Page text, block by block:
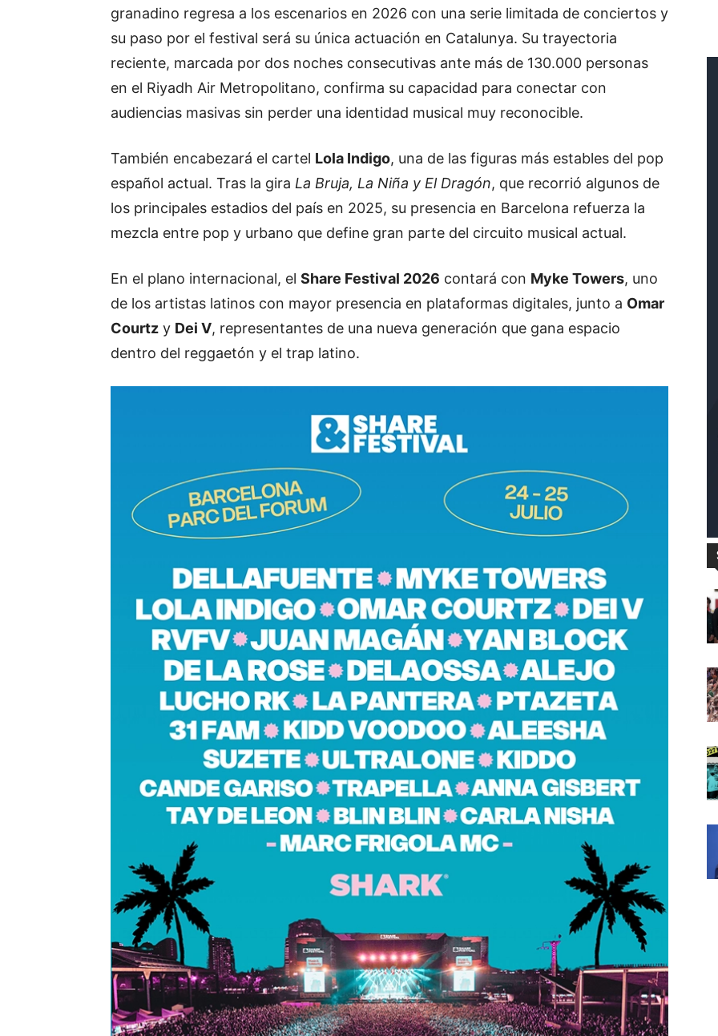
granadino regresa a los escenarios en 2026 con una serie limitada de conciertos y
su paso por el festival será su única actuación en Catalunya. Su trayectoria
reciente, marcada por dos noches consecutivas ante más de 130.000 personas
en el Riyadh Air Metropolitano, confirma su capacidad para conectar con
audiencias masivas sin perder una identidad musical muy reconocible.
También encabezará el cartel Lola Indigo, una de las figuras más estables del pop
español actual. Tras la gira La Bruja, La Niña y El Dragón, que recorrió algunos de
los principales estadios del país en 2025, su presencia en Barcelona refuerza la
mezcla entre pop y urbano que define gran parte del circuito musical actual.
En el plano internacional, el Share Festival 2026 contará con Myke Towers, uno
de los artistas latinos con mayor presencia en plataformas digitales, junto a Omar
Courtz y Dei V, representantes de una nueva generación que gana espacio
dentro del reggaetón y el trap latino.